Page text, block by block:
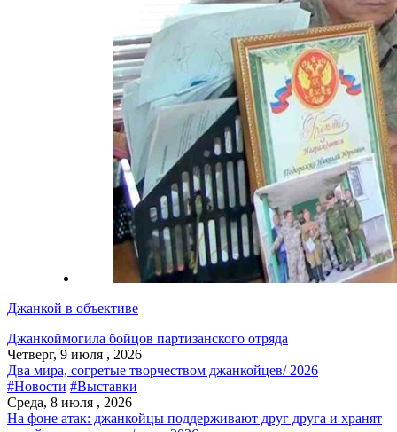
Джанкой в объективе
Джанкоймогила бойцов партизанского отряда
Четверг, 9 июля , 2026
Два мира, согретые творчеством джанкойцев/ 2026
#Новости #Выставки
Среда, 8 июля , 2026
На фоне атак: джанкойцы поддерживают друг друга и хранят